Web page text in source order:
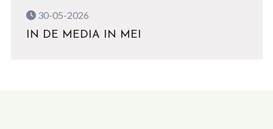
30-05-2026
IN DE MEDIA IN MEI